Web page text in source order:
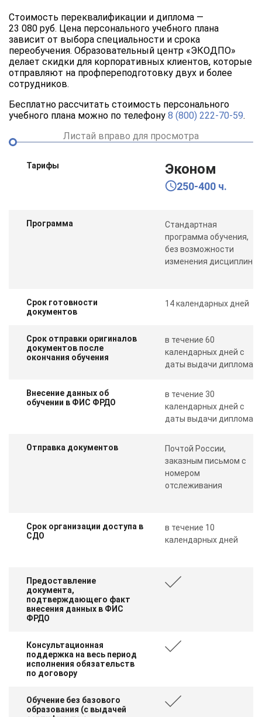
Стоимость переквалификации и диплома —
23 080 руб. Цена персонального учебного плана
зависит от выбора специальности и срока
переобучения. Образовательный центр «ЭКОДПО»
делает скидки для корпоративных клиентов, которые
отправляют на профпереподготовку двух и более
сотрудников.
Бесплатно рассчитать стоимость персонального
учебного плана можно по телефону 8 (800) 222-70-59.
Листай вправо для просмотра
Тарифы Эконом
250-400 ч.
Программа
Стандартная
программа обучения,
без возможности
изменения дисциплин
Срок готовности
документов
14 календарных дней
Срок отправки оригиналов
документов после
окончания обучения
в течение 60
календарных дней с
даты выдачи диплома
Внесение данных об
обучении в ФИС ФРДО
в течение 30
календарных дней с
даты выдачи диплома
Отправка документов
Почтой России,
заказным письмом с
номером
отслеживания
Срок организации доступа в
СДО
в течение 10
календарных дней
Предоставление
документа,
подтверждающего факт
внесения данных в ФИС
ФРДО
Консультационная
поддержка на весь период
исполнения обязательств
по договору
Обучение без базового
образования (с выдачей